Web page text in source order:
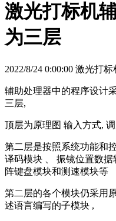
激光打标机
为三层
2022/8/24 0:00:00 激光打
辅助处理器中的程序设计
三层,
顶层为原理图 输入方式,
第二层是按照系统功能和
译码模块 、 振镜位置数
阵键盘模块和测速模块等
第二层的各个模块仍采用
述语言编写的子模块 ,